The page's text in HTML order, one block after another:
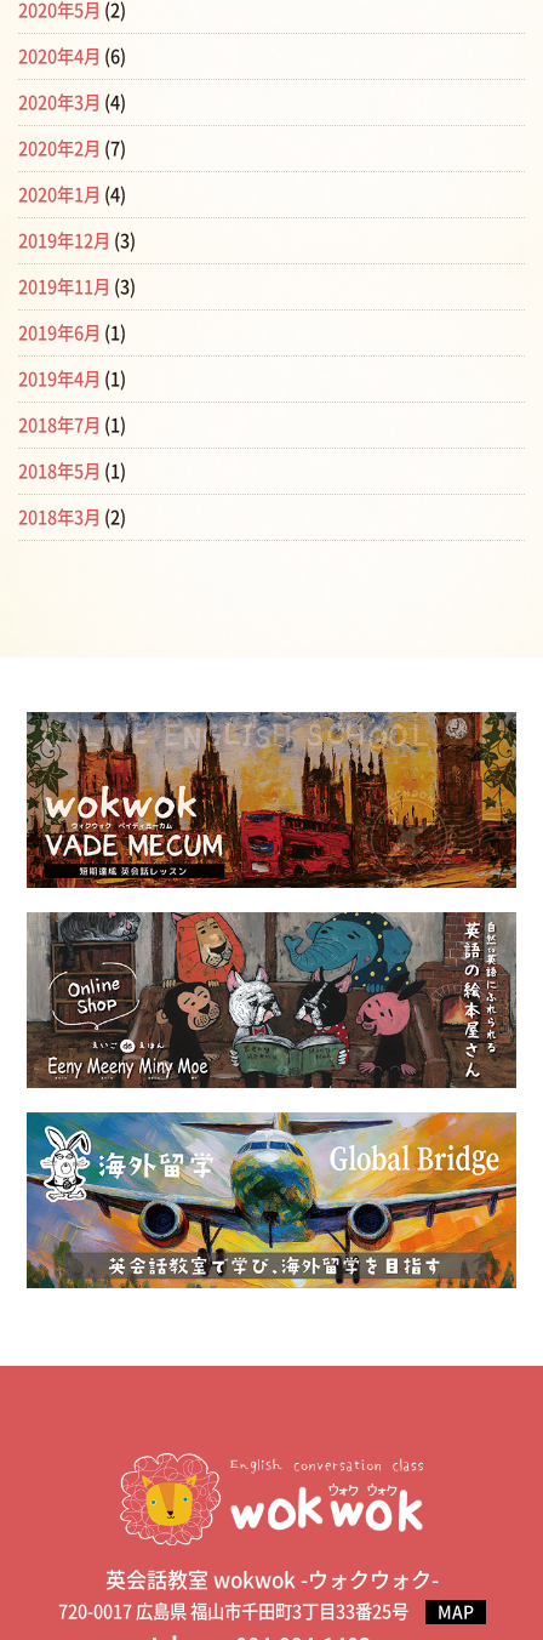
2020年5月 (2)
2020年4月 (6)
2020年3月 (4)
2020年2月 (7)
2020年1月 (4)
2019年12月 (3)
2019年11月 (3)
2019年6月 (1)
2019年4月 (1)
2018年7月 (1)
2018年5月 (1)
2018年3月 (2)
英会話教室 wokwok -ウォクウォク-
720-0017 広島県 福山市千田町3丁目33番25号 MAP